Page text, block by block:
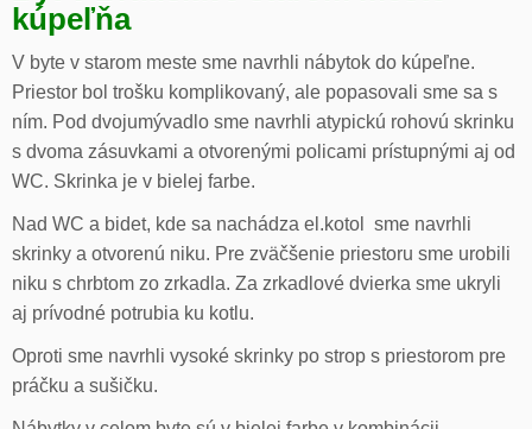
kúpeľňa
V byte v starom meste sme navrhli nábytok do kúpeľne.
Priestor bol trošku komplikovaný, ale popasovali sme sa s
ním. Pod dvojumývadlo sme navrhli atypickú rohovú skrinku
s dvoma zásuvkami a otvorenými policami prístupnými aj od
WC. Skrinka je v bielej farbe.
Nad WC a bidet, kde sa nachádza el.kotol sme navrhli
skrinky a otvorenú niku. Pre zväčšenie priestoru sme urobili
niku s chrbtom zo zrkadla. Za zrkadlové dvierka sme ukryli
aj prívodné potrubia ku kotlu.
Oproti sme navrhli vysoké skrinky po strop s priestorom pre
práčku a sušičku.